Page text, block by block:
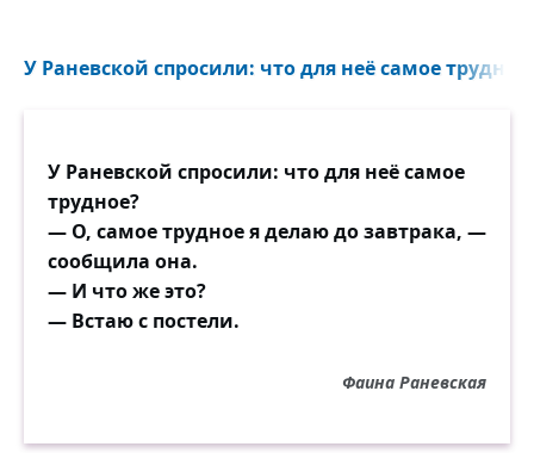
У Раневской спросили: что для неё самое
У Раневской спросили: что для неё самое
трудное?
— О, самое трудное я делаю до завтрака, —
сообщила она.
— И что же это?
— Встаю с постели.
Фаина Раневская